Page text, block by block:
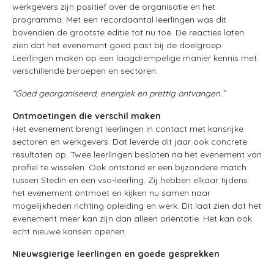
werkgevers zijn positief over de organisatie en het
programma. Met een recordaantal leerlingen was dit
bovendien de grootste editie tot nu toe. De reacties laten
zien dat het evenement goed past bij de doelgroep.
Leerlingen maken op een laagdrempelige manier kennis met
verschillende beroepen en sectoren.
“Goed georganiseerd, energiek en prettig ontvangen.”
Ontmoetingen die verschil maken
Het evenement brengt leerlingen in contact met kansrijke
sectoren en werkgevers. Dat leverde dit jaar ook concrete
resultaten op. Twee leerlingen besloten na het evenement van
profiel te wisselen. Ook ontstond er een bijzondere match
tussen Stedin en een vso-leerling. Zij hebben elkaar tijdens
het evenement ontmoet en kijken nu samen naar
mogelijkheden richting opleiding en werk. Dit laat zien dat het
evenement meer kan zijn dan alleen oriëntatie. Het kan ook
echt nieuwe kansen openen.
Nieuwsgierige leerlingen en goede gesprekken